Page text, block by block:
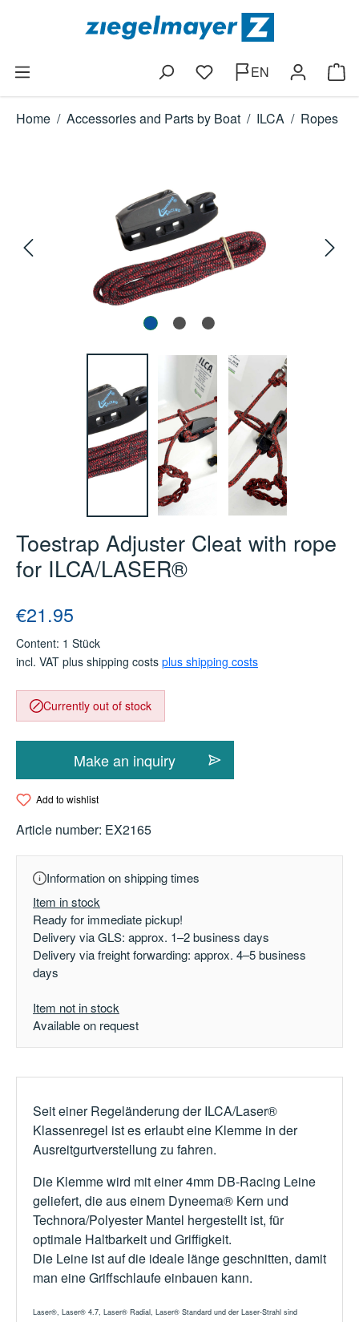
Skip to main content
You have 0 wishlist items
EN
Home / Accessories and Parts by Boat / ILCA / Ropes
Toestrap Adjuster Cleat with rope
for ILCA/LASER®
Regular price:
€21.95
Content: 1 Stück
incl. VAT plus shipping costs plus shipping costs
Currently out of stock
Make an inquiry
Add to wishlist
Article number: EX2165
Information on shipping times
Item in stock
Ready for immediate pickup!
Delivery via GLS: approx. 1–2 business days
Delivery via freight forwarding: approx. 4–5 business
days
Item not in stock
Available on request
Seit einer Regeländerung der ILCA/Laser®
Klassenregel ist es erlaubt eine Klemme in der
Ausreitgurtverstellung zu fahren.
Die Klemme wird mit einer 4mm DB-Racing Leine
geliefert, die aus einem Dyneema® Kern und
Technora/Polyester Mantel hergestellt ist, für
optimale Haltbarkeit und Griffigkeit.
Die Leine ist auf die ideale länge geschnitten, damit
man eine Griffschlaufe einbauen kann.
Laser®, Laser® 4.7, Laser® Radial, Laser® Standard und der Laser-Strahl sind